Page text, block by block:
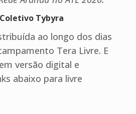
Tybyra
ao longo dos dias
Tera Livre. E
versão digital e
abaixo para livre